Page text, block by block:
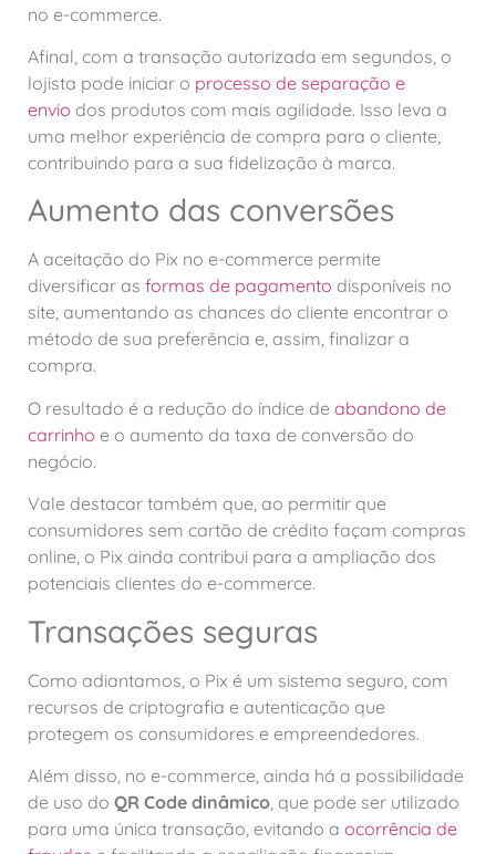
no e-commerce.
Afinal, com a transação autorizada em segundos, o
lojista pode iniciar o processo de separação e
envio dos produtos com mais agilidade. Isso leva a
uma melhor experiência de compra para o cliente,
contribuindo para a sua fidelização à marca.
Aumento das conversões
A aceitação do Pix no e-commerce permite
diversificar as formas de pagamento disponíveis no
site, aumentando as chances do cliente encontrar o
método de sua preferência e, assim, finalizar a
compra.
O resultado é a redução do índice de abandono de
carrinho e o aumento da taxa de conversão do
negócio.
Vale destacar também que, ao permitir que
consumidores sem cartão de crédito façam compras
online, o Pix ainda contribui para a ampliação dos
potenciais clientes do e-commerce.
Transações seguras
Como adiantamos, o Pix é um sistema seguro, com
recursos de criptografia e autenticação que
protegem os consumidores e empreendedores.
Além disso, no e-commerce, ainda há a possibilidade
de uso do QR Code dinâmico, que pode ser utilizado
para uma única transação, evitando a ocorrência de